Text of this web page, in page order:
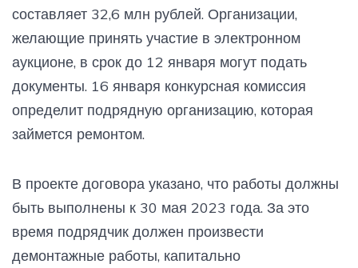
составляет 32,6 млн рублей. Организации,
желающие принять участие в электронном
аукционе, в срок до 12 января могут подать
документы. 16 января конкурсная комиссия
определит подрядную организацию, которая
займется ремонтом.
В проекте договора указано, что работы должны
быть выполнены к 30 мая 2023 года. За это
время подрядчик должен произвести
демонтажные работы, капитально